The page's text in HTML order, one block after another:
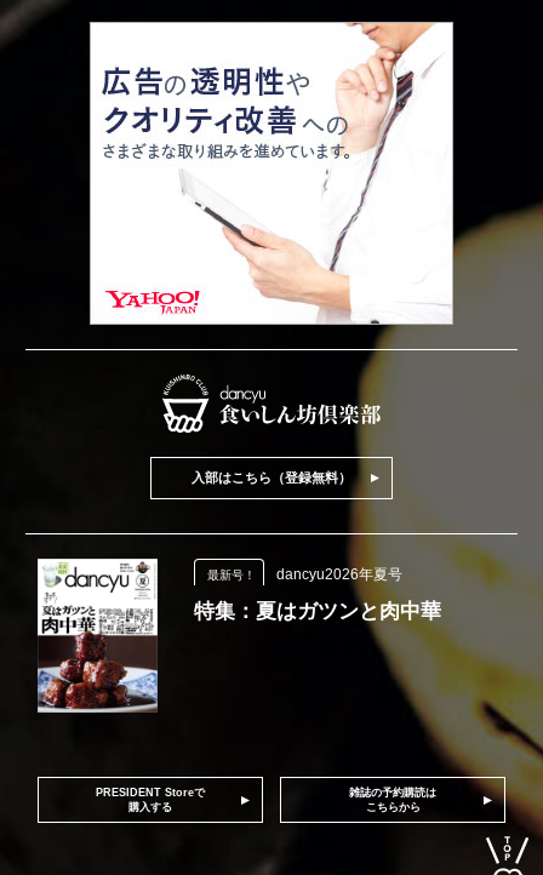
入部はこちら（登録無料）
最新号！ dancyu2026年夏号
特集：夏はガツンと肉中華
PRESIDENT Storeで
購入する
雑誌の予約購読は
こちらから